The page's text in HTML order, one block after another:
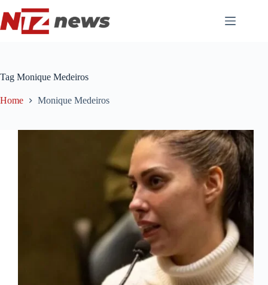
para
o
conteúdo
Tag Monique Medeiros
Home Monique Medeiros